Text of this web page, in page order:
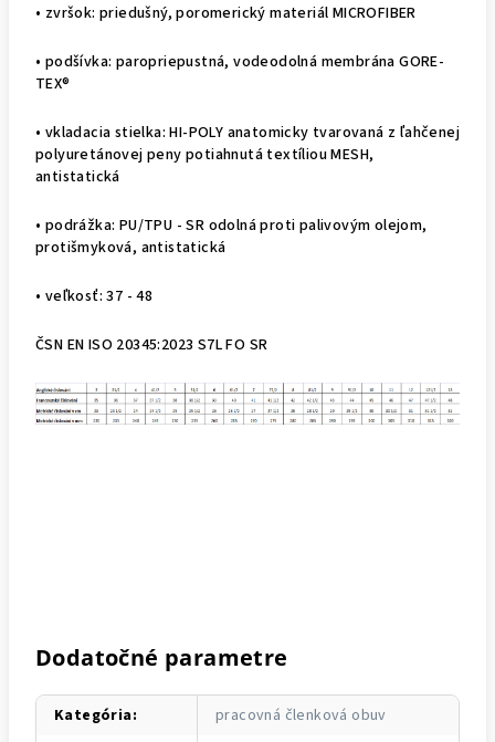
• zvršok: priedušný, poromerický materiál MICROFIBER
• podšívka: paropriepustná, vodeodolná membrána GORE-
TEX®
• vkladacia stielka: HI-POLY anatomicky tvarovaná z ľahčenej
polyuretánovej peny potiahnutá textíliou MESH,
antistatická
• podrážka: PU/TPU - SR odolná proti palivovým olejom,
protišmyková, antistatická
• veľkosť: 37 - 48
ČSN EN ISO 20345:2023 S7L FO SR
Dodatočné parametre
Kategória: pracovná členková obuv